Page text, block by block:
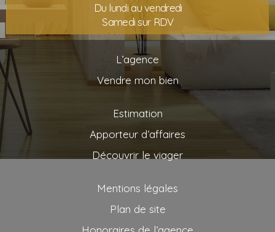
Du lundi au vendredi
Samedi sur RDV
L’agence
Vendre mon bien
Estimation
Apporteur d’affaires
Découvrir le viager
Mentions légales
Plan de site